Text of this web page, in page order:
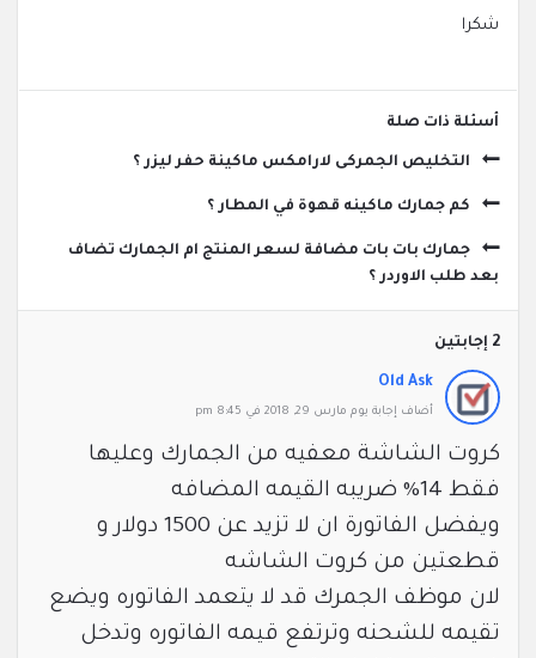
شكرا
‫أسئلة ذات صلة
التخليص الجمركى لارامكس ماكينة حفر ليزر ؟
كم جمارك ماكينه قهوة في المطار ؟
جمارك بات بات مضافة لسعر المنتج ام الجمارك تضاف
بعد طلب الاوردر ؟
‫2 إجابتين
Old Ask
‫أضاف ‫‫إجابة يوم مارس 29, 2018 في 8:45 pm
كروت الشاشة معفيه من الجمارك وعليها
فقط 14% ضريبه القيمه المضافه
ويفضل الفاتورة ان لا تزيد عن 1500 دولار و
قطعتين من كروت الشاشه
لان موظف الجمرك قد لا يتعمد الفاتوره ويضع
تقيمه للشحنه وترتفع قيمه الفاتوره وتدخل